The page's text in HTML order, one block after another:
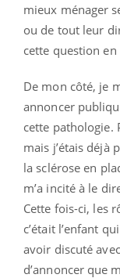
mieux ménager
ou de tout leur
cette question
De mon côté, je
annoncer
cette pathologie.
mais j’étais déjà
la sclérose en
m’a incité à le
Cette fois-ci, les
c’était l’enfant
avoir discuté
d’annoncer que